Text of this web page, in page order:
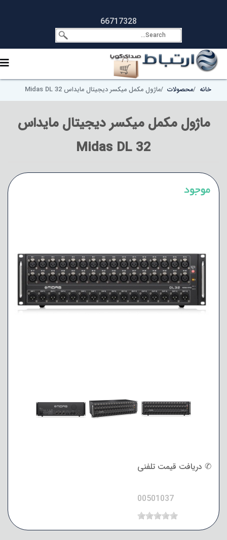
66717328
خانه محصولات ماژول مکمل میکسر دیجیتال مایداس Midas DL 32
ماژول مکمل میکسر دیجیتال مایداس
Midas DL 32
✆ دریافت قیمت تلفنی
00501037